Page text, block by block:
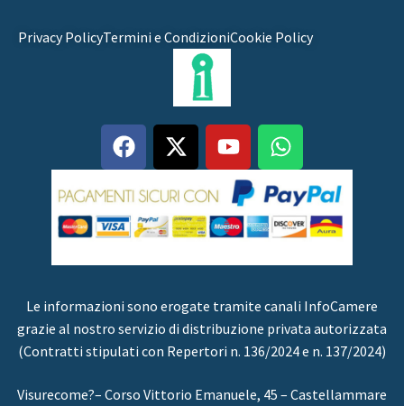
Privacy PolicyTermini e CondizioniCookie Policy
Le informazioni sono erogate tramite canali InfoCamere
grazie al nostro servizio di distribuzione privata autorizzata
(Contratti stipulati con Repertori n. 136/2024 e n. 137/2024)
Visurecome?– Corso Vittorio Emanuele, 45 – Castellammare